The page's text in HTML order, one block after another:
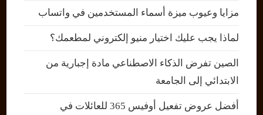
مزايا وعيوب ميزة أسماء المستخدمين في واتساب
لماذا يجب عليك اختيار منيو إلكتروني لمطعمك؟
الصين تفرض الذكاء الاصطناعي مادة إجبارية من
الابتدائي إلى الجامعة
أفضل عروض تفعيل أوفيس 365 للعائلات في